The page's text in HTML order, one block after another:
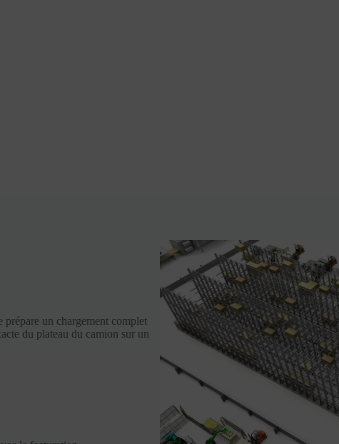
prépare un chargement complet
du plateau du camion sur un